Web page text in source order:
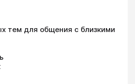
тем для общения с близкими